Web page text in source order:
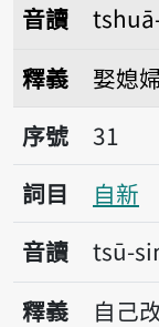
音讀
釋義
娶媳
序號31自新
序號
31
詞目
自新
音讀
tsū-
釋義 自己